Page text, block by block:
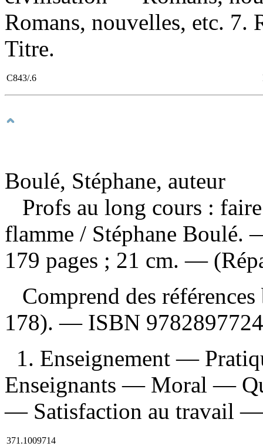
Romans, nouvelles, etc. 7.
Titre.
C843/.6
Boulé, Stéphane, auteur
Profs au long cours :
flamme / Stéphane
179 pages ; 21 cm. —
Comprend des
178). — ISBN
1. Enseignement —
Enseignants — Moral —
— Satisfaction au travail —
371.1009714